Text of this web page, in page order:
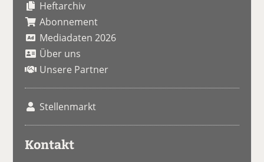
Heftarchiv
Abonnement
Mediadaten 2026
Über uns
Unsere Partner
Stellenmarkt
Kontakt